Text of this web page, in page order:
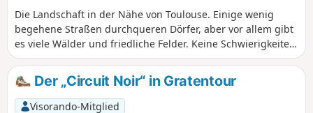
Die Landschaft in der Nähe von Toulouse. Einige wenig
begehene Straßen durchqueren Dörfer, aber vor allem gibt
es viele Wälder und friedliche Felder. Keine Schwierigkeiten,
kann mit der Familie gemacht werden.
Der „Circuit Noir“ in Gratentour
Visorando-Mitglied